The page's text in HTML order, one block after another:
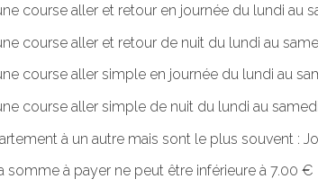
course aller et retour en journée du lundi au
course aller et retour de nuit du lundi au
course aller simple en journée du lundi au
course aller simple de nuit du lundi au
à un autre mais sont le plus souvent :
à payer ne peut être inférieure à 7.00 €